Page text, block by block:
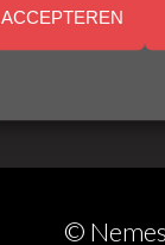
ACCEPTEREN
©